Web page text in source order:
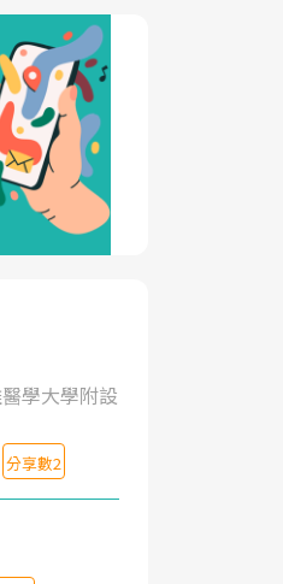
學大學附設
分享數2